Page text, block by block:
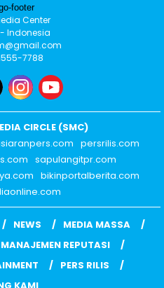
Center
Indonesia
7788
CIRCLE (SMC)
persrilis.com
sapulangitpr.com
bikinportalberita.com
NEWS
MEDIA MASSA
MANAJEMEN REPUTASI
PERS RILIS